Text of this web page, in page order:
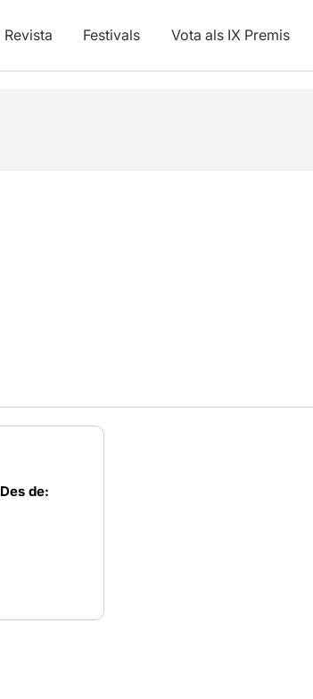
Revista Festivals Vota als IX Premis
Des de: